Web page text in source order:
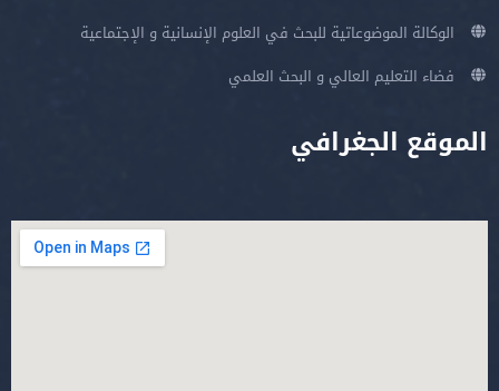
الوكالة الموضوعاتية للبحث في العلوم الإنسانية و الإجتماعية
فضاء التعليم العالي و البحث العلمي
الموقع الجغرافي